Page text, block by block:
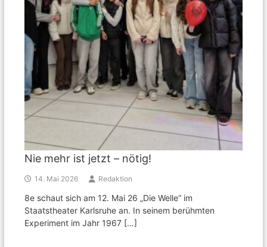
Nie mehr ist jetzt – nötig!
14. Mai 2026 Redaktion
8e schaut sich am 12. Mai 26 „Die Welle“ im
Staatstheater Karlsruhe an. In seinem berühmten
Experiment im Jahr 1967 […]